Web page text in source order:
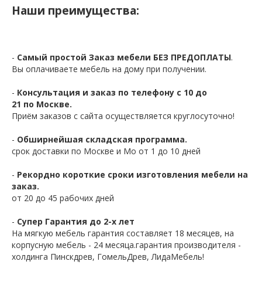
Наши преимущества:
- Самый простой Заказ мебели БЕЗ ПРЕДОПЛАТЫ.
Вы оплачиваете мебель на дому при получении.
- Консультация и заказ по телефону с 10 до
21 по Москве.
Приём заказов с сайта осуществляется круглосуточно!
- Обширнейшая складская программа.
срок доставки по Москве и Мо от 1 до 10 дней
- Рекордно короткие сроки изготовления мебели на
заказ.
от 20 до 45 рабочих дней
- Супер Гарантия до 2-х лет
На мягкую мебель гарантия составляет 18 месяцев, на
корпусную мебель - 24 месяца.гарантия производителя -
холдинга Пинскдрев, ГомельДрев, ЛидаМебель!